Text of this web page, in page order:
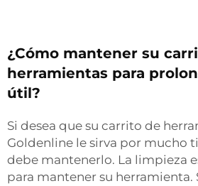
¿Cómo mantener su
herramientas para
útil?
Si desea que su carrito de
Goldenline le sirva por mucho
debe mantenerlo. La limpieza
para mantener su herramienta.